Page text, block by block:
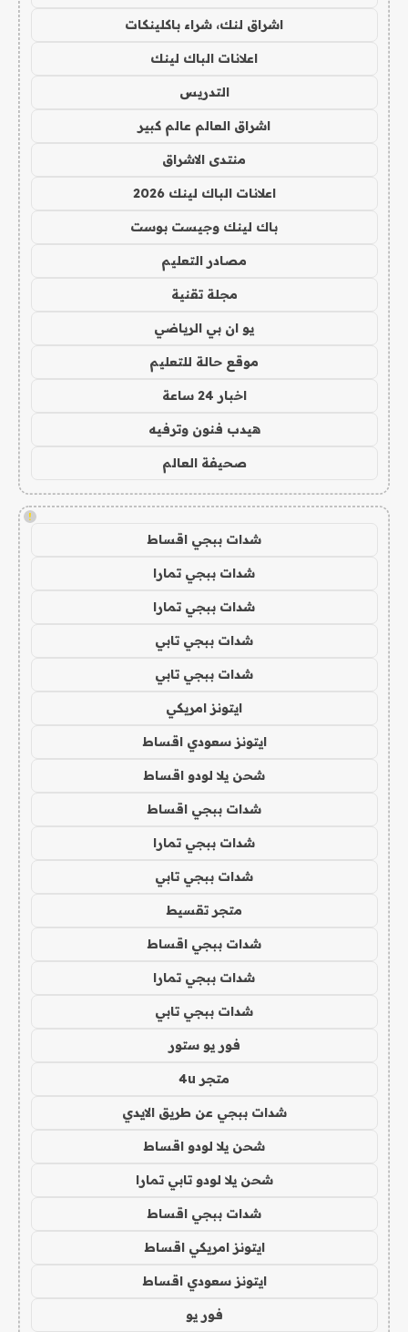
اشراق لنك، شراء باكلينكات
اعلانات الباك لينك
التدريس
اشراق العالم عالم كبير
منتدى الاشراق
اعلانات الباك لينك 2026
باك لينك وجيست بوست
مصادر التعليم
مجلة تقنية
يو ان بي الرياضي
موقع حالة للتعليم
اخبار 24 ساعة
هيدب فنون وترفيه
صحيفة العالم
!
شدات ببجي اقساط
شدات ببجي تمارا
شدات ببجي تمارا
شدات ببجي تابي
شدات ببجي تابي
ايتونز امريكي
ايتونز سعودي اقساط
شحن يلا لودو اقساط
شدات ببجي اقساط
شدات ببجي تمارا
شدات ببجي تابي
متجر تقسيط
شدات ببجي اقساط
شدات ببجي تمارا
شدات ببجي تابي
فور يو ستور
متجر 4u
شدات ببجي عن طريق الايدي
شحن يلا لودو اقساط
شحن يلا لودو تابي تمارا
شدات ببجي اقساط
ايتونز امريكي اقساط
ايتونز سعودي اقساط
فور يو